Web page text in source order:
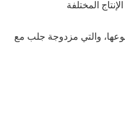
والتي مزدوجة جلب مع